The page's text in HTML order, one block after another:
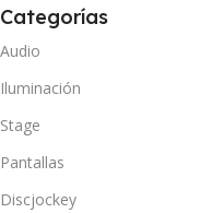
Categorías
Audio
Iluminación
Stage
Pantallas
Discjockey